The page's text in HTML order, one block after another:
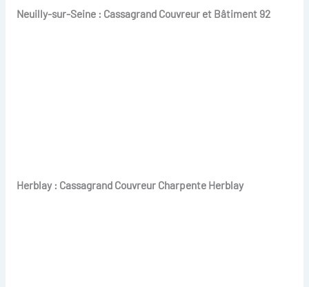
Neuilly-sur-Seine : Cassagrand Couvreur et Bâtiment 92
Herblay : Cassagrand Couvreur Charpente Herblay